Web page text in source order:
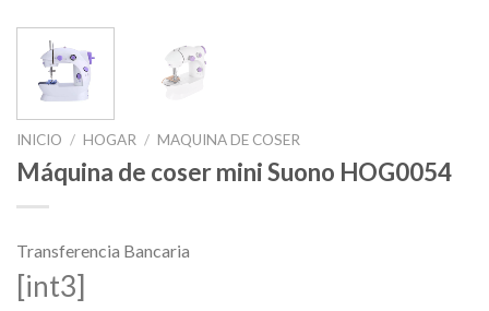
INICIO / HOGAR / MAQUINA DE COSER
Máquina de coser mini Suono HOG0054
Transferencia Bancaria
[int3]